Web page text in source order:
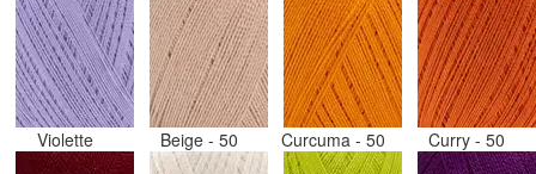
Violette Beige - 50 Curcuma - 50 Curry - 50